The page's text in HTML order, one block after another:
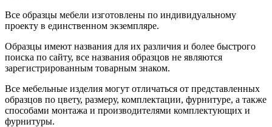
Все образцы мебели изготовлены по индивидуальному
проекту в единственном экземпляре.
Образцы имеют названия для их различия и более быстрого
поиска по сайту, все названия образцов не являются
зарегистрированным товарным знаком.
Все мебельные изделия могут отличаться от представленных
образцов по цвету, размеру, комплектации, фурнитуре, а также
способами монтажа и производителями комплектующих и
фурнитуры.